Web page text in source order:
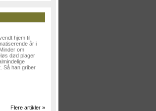
hjem til
år i
om
død plager
Så han griber
Flere artikler »